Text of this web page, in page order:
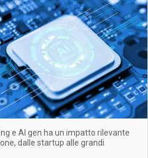
e AI gen ha un impatto rilevante
dalle startup alle grandi